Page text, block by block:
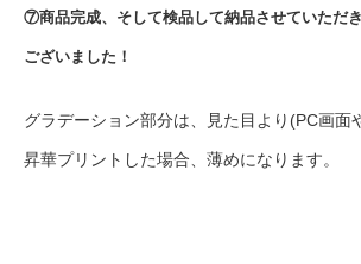
⑦商品完成、そして検品して納品させていただ
ございました！
グラデーション部分は、見た目より(PC画面
昇華プリントした場合、薄めになります。